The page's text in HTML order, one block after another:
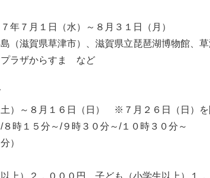
７月１日（水）～８月３１日（月）
滋賀県草津市）、滋賀県立琵琶湖博物館、草
プラザからすま など
土）～８月１６日（日） ※７月２６日（日）を
時１５分～/９時３０分～/１０時３０分～
）
上）２，０００円、子ども（小学生以上）１，